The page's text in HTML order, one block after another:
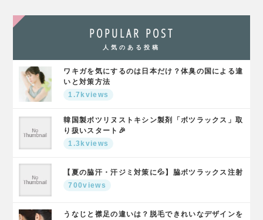
POPULAR POST
人気のある投稿
ワキガを気にするのは日本だけ？体臭の国による違
いと対策方法
1.7kviews
韓国製ボツリヌストキシン製剤「ボツラックス」取
り扱いスタート🎉
1.3kviews
【夏の脇汗・汗ジミ対策に💦】脇ボツラックス注射
700views
うなじと襟足の違いは？脱毛できれいなデザインを